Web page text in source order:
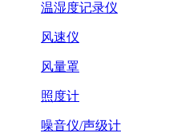
温湿度记录仪
风速仪
风量罩
照度计
噪音仪/声级计